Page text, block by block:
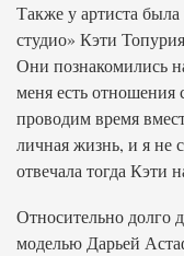
Также у артиста
студио» Кэти
Они познакомились
меня есть
проводим время
личная жизнь, и я не
отвечала тогда Кэти
Относительно долго
моделью Дарьей